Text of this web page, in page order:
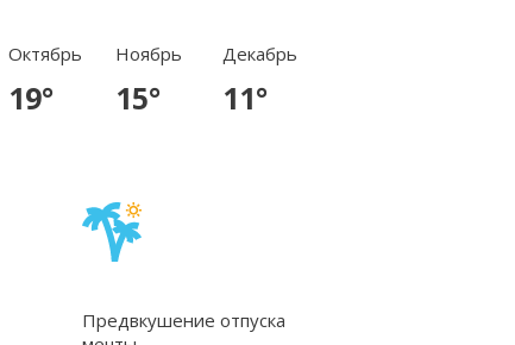
Октябрь
19°
Ноябрь
15°
Декабрь
11°
Предвкушение отпуска